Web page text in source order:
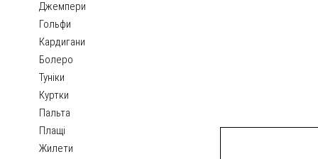
Джемпери
Гольфи
Кардигани
Болеро
Туніки
Куртки
Пальта
Плащі
Жилети